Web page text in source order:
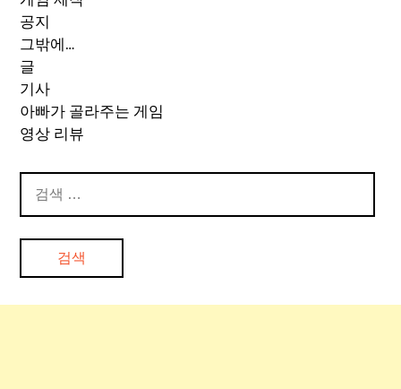
공지
그밖에…
글
기사
아빠가 골라주는 게임
영상 리뷰
색: